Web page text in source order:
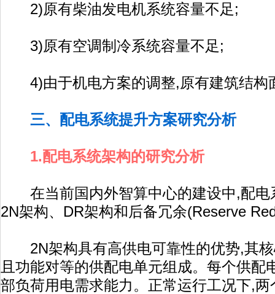
2)原有柴油发电机系统容量不足;
3)原有空调制冷系统容量不足;
4)由于机电方案的调整,原有建筑结构
三、配电系统提升方案研究分析
1.配电系统架构的研究分析
在当前国内外智算中心的建设中,配电
2N架构、DR架构和后备冗余(Reserve
2N架构具有高供电可靠性的优势,其核
且功能对等的供配电单元组成。每个供配
部负荷用电需求能力。正常运行工况下,